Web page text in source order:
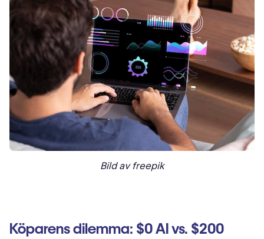
Bild av freepik
Köparens dilemma: $0 AI vs. $200